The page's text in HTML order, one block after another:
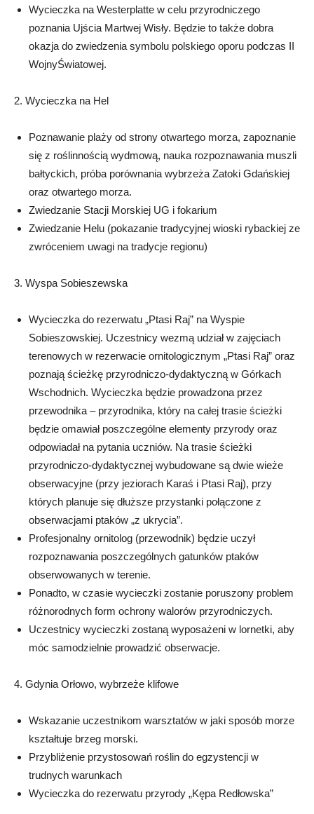
Wycieczka na Westerplatte w celu przyrodniczego
poznania Ujścia Martwej Wisły. Będzie to także dobra
okazja do zwiedzenia symbolu polskiego oporu podczas II
WojnyŚwiatowej.
2. Wycieczka na Hel
Poznawanie plaży od strony otwartego morza, zapoznanie
się z roślinnością wydmową, nauka rozpoznawania muszli
bałtyckich, próba porównania wybrzeża Zatoki Gdańskiej
oraz otwartego morza.
Zwiedzanie Stacji Morskiej UG i fokarium
Zwiedzanie Helu (pokazanie tradycyjnej wioski rybackiej ze
zwróceniem uwagi na tradycje regionu)
3. Wyspa Sobieszewska
Wycieczka do rezerwatu „Ptasi Raj” na Wyspie
Sobieszowskiej. Uczestnicy wezmą udział w zajęciach
terenowych w rezerwacie ornitologicznym „Ptasi Raj” oraz
poznają ścieżkę przyrodniczo-dydaktyczną w Górkach
Wschodnich. Wycieczka będzie prowadzona przez
przewodnika – przyrodnika, który na całej trasie ścieżki
będzie omawiał poszczególne elementy przyrody oraz
odpowiadał na pytania uczniów. Na trasie ścieżki
przyrodniczo-dydaktycznej wybudowane są dwie wieże
obserwacyjne (przy jeziorach Karaś i Ptasi Raj), przy
których planuje się dłuższe przystanki połączone z
obserwacjami ptaków „z ukrycia”.
Profesjonalny ornitolog (przewodnik) będzie uczył
rozpoznawania poszczególnych gatunków ptaków
obserwowanych w terenie.
Ponadto, w czasie wycieczki zostanie poruszony problem
różnorodnych form ochrony walorów przyrodniczych.
Uczestnicy wycieczki zostaną wyposażeni w lornetki, aby
móc samodzielnie prowadzić obserwacje.
4. Gdynia Orłowo, wybrzeże klifowe
Wskazanie uczestnikom warsztatów w jaki sposób morze
kształtuje brzeg morski.
Przybliżenie przystosowań roślin do egzystencji w
trudnych warunkach
Wycieczka do rezerwatu przyrody „Kępa Redłowska”